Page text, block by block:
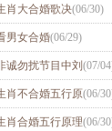
肖大合婚歌决(06/30)
男女合婚(06/29)
诚勿扰节目中刘 (07/04
肖不合婚五行原(06/30
肖合婚五行原理(06/30